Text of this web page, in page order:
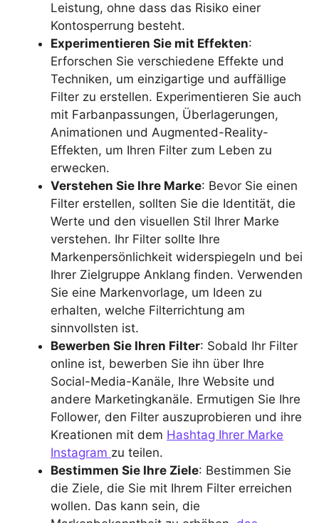
Leistung, ohne dass das Risiko einer
Kontosperrung besteht.
Experimentieren Sie mit Effekten:
Erforschen Sie verschiedene Effekte und
Techniken, um einzigartige und auffällige
Filter zu erstellen. Experimentieren Sie auch
mit Farbanpassungen, Überlagerungen,
Animationen und Augmented-Reality-
Effekten, um Ihren Filter zum Leben zu
erwecken.
Verstehen Sie Ihre Marke: Bevor Sie einen
Filter erstellen, sollten Sie die Identität, die
Werte und den visuellen Stil Ihrer Marke
verstehen. Ihr Filter sollte Ihre
Markenpersönlichkeit widerspiegeln und bei
Ihrer Zielgruppe Anklang finden. Verwenden
Sie eine Markenvorlage, um Ideen zu
erhalten, welche Filterrichtung am
sinnvollsten ist.
Bewerben Sie Ihren Filter: Sobald Ihr Filter
online ist, bewerben Sie ihn über Ihre
Social-Media-Kanäle, Ihre Website und
andere Marketingkanäle. Ermutigen Sie Ihre
Follower, den Filter auszuprobieren und ihre
Kreationen mit dem Hashtag Ihrer Marke
Instagram zu teilen.
Bestimmen Sie Ihre Ziele: Bestimmen Sie
die Ziele, die Sie mit Ihrem Filter erreichen
wollen. Das kann sein, die